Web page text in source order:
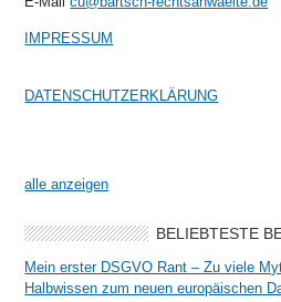
IMPRESSUM
DATENSCHUTZERKLÄRUNG
alle anzeigen
BELIEBTESTE
Mein erster DSGVO Rant – Zu viele
Halbwissen zum neuen europäischen